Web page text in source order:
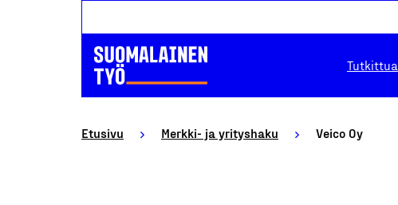
Tutkittua
Etusivu Merkki- ja yrityshaku Veico Oy